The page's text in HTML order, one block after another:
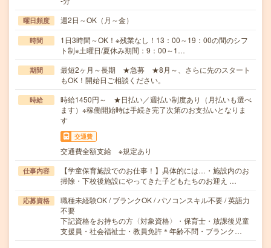
曜日頻度 週2日～OK（月～金）
時間
1日3時間～OK！※残業なし！13：00～19：00の間のシフ
ト制※土曜日/夏休み期間：9：00～1…
期間
最短2ヶ月～長期 ★急募 ★8月～、さらに先のスタート
もOK！開始日ご相談ください。
時給
時給1450円～ ★日払い／週払い制度あり（月払いも選べ
ます）※稼働開始時は手続き完了次第のお支払いとなりま
す
交通費
交通費全額支給 ※規定あり
仕事内容
【学童保育施設でのお仕事！】具体的には…・施設内のお
掃除・下校後施設にやってきた子どもたちのお迎え …
応募資格
職種未経験OK / ブランクOK / パソコンスキル不要 / 英語力
不要
下記資格をお持ちの方〈対象資格〉・保育士・放課後児童
支援員・社会福祉士・教員免許＊年齢不問・ブランク…